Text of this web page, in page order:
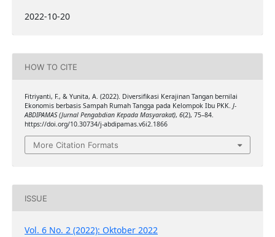
2022-10-20
HOW TO CITE
Fitriyanti, F., & Yunita, A. (2022). Diversifikasi Kerajinan Tangan bernilai
Ekonomis berbasis Sampah Rumah Tangga pada Kelompok Ibu PKK. J-
ABDIPAMAS (Jurnal Pengabdian Kepada Masyarakat), 6(2), 75–84.
https://doi.org/10.30734/j-abdipamas.v6i2.1866
More Citation Formats
ISSUE
Vol. 6 No. 2 (2022): Oktober 2022